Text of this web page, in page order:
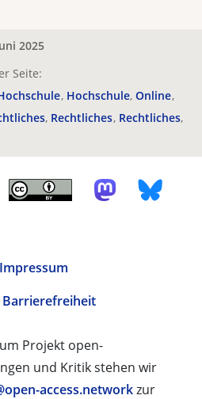
2025
Seite:
Hochschule Online
Rechtliches Rechtliches
Impressum
Barrierefreiheit
Projekt open-
und Kritik stehen wir
access.networkzur